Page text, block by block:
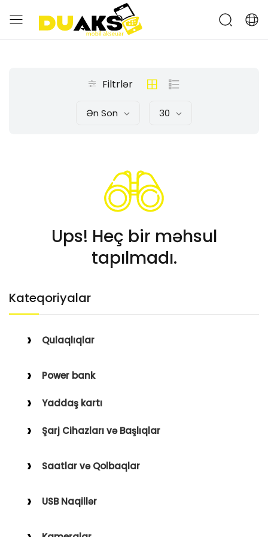
Kateqoriyalar
Qulaqlıqlar
Qulaqüstü
Power bank
Yaddaş kartı
Şarj Cihazları və Başlıqlar
Saatlar və Qolbaqlar
Saat Qolbaqları
USB Naqillər
Filtrlər
Ən Son 30
Ups! Heç bir məhsul
tapılmadı.